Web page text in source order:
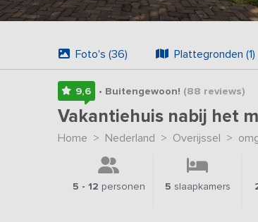
Foto's (36) Plattegronden (1)
9,6 • Buitengewoon! (88 reviews)
Vakantiehuis nabij het
Home > Nederland > Overijssel >
5 - 12 personen 5 slaapkamers